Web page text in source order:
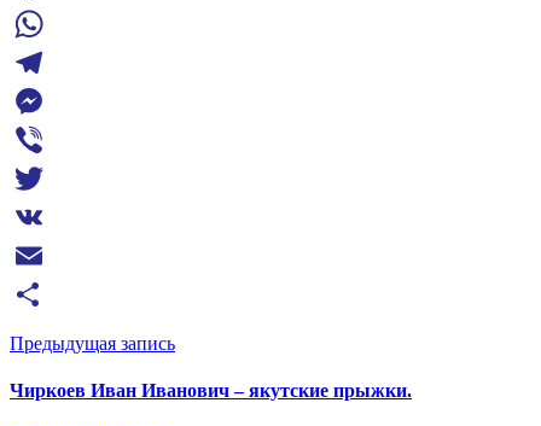
Facebook
WhatsApp
Telegram
Messenger
Viber
Twitter
VK
Email
Отправить
Предыдущая запись
Чиркоев Иван Иванович – якутские прыжки.